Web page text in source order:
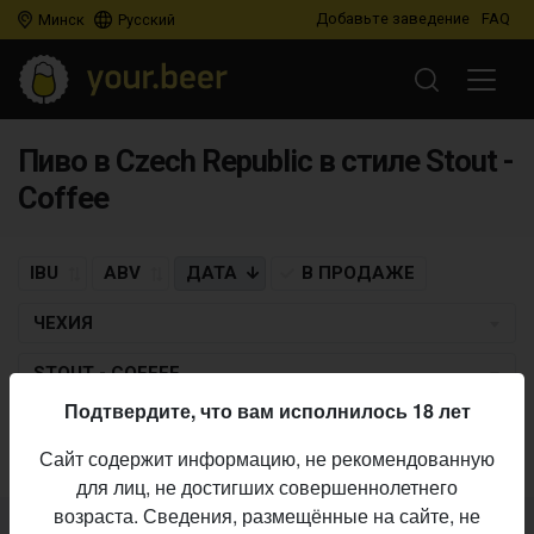
Минск Русский Добавьте заведение FAQ
Пиво в Czech Republic в стиле Stout -
Coffee
IBU ABV ДАТА В ПРОДАЖЕ
ЧЕХИЯ
STOUT - COFFEE
Пиво по заданным критериям не найдено
Подтвердите, что вам исполнилось 18 лет
Сайт содержит информацию, не рекомендованную
для лиц, не достигших совершеннолетнего
возраста. Сведения, размещённые на сайте, не